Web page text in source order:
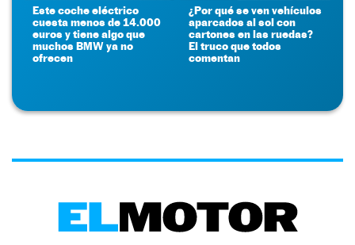
Este coche eléctrico
cuesta menos de 14.000
euros y tiene algo que
muchos BMW ya no
ofrecen
¿Por qué se ven vehículos
aparcados al sol con
cartones en las ruedas?
El truco que todos
comentan